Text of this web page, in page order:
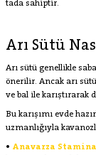
tada sahiptir.
Arı Sütü
Arı sütü genellikle
önerilir. Ancak arı
ve bal ile karıştırarak
Bu karışımı evde
uzmanlığıyla
• Anavarza Stamina